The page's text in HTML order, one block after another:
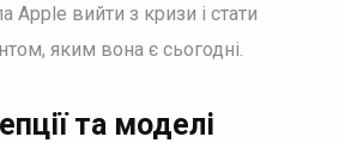
Apple вийти з кризи і стати
яким вона є сьогодні.
та моделі